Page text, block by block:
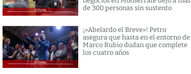
de 300 personas sin sustento
¡»Abelardo el Breve»! Petro
asegura que hasta en el entorno de
Marco Rubio dudan que complete
los cuatro años